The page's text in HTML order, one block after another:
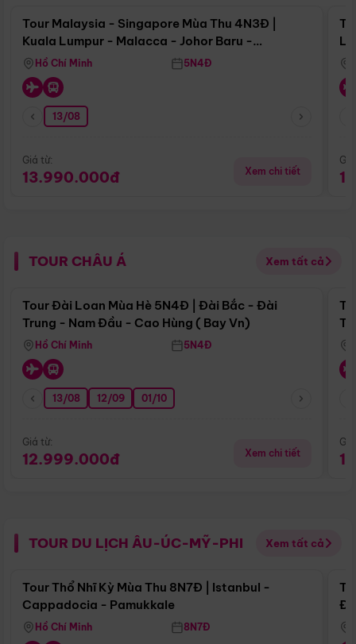
Tour Malaysia - Singapore Mùa Thu 4N3Đ |
Kuala Lumpur - Malacca - Johor Baru -
Singapore
Hồ Chí Minh 5N4Đ
13/08
Giá từ:
13.990.000đ Xem chi tiết
TOUR CHÂU Á Xem tất cả
Điểm nổi bật
Tour Đài Loan Mùa Hè 5N4Đ | Đài Bắc - Đài
Trung - Nam Đầu - Cao Hùng ( Bay Vn)
Hồ Chí Minh 5N4Đ
13/08 12/09 01/10
Giá từ:
12.999.000đ Xem chi tiết
TOUR DU LỊCH ÂU-ÚC-MỸ-PHI Xem tất cả
Điểm nổi bật
Tour Thổ Nhĩ Kỳ Mùa Thu 8N7Đ | Istanbul -
Cappadocia - Pamukkale
Hồ Chí Minh 8N7Đ